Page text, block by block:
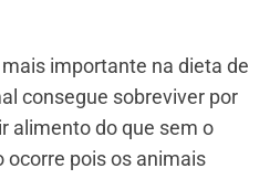
importante na dieta de
consegue sobreviver por
alimento do que sem o
ocorre pois os animais